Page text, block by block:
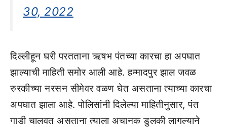
30, 2022
दिल्लीहून घरी परतताना ऋषभ पंतच्या कारचा हा अपघात
झाल्याची माहिती समोर आली आहे. हम्मादपुर झाल जवळ
रुरकीच्या नरसन सीमेवर वळण घेत असताना त्याच्या कारचा
अपघात झाला आहे. पोलिसांनी दिलेल्या माहितीनुसार, पंत
गाडी चालवत असताना त्याला अचानक डुलकी लागल्याने